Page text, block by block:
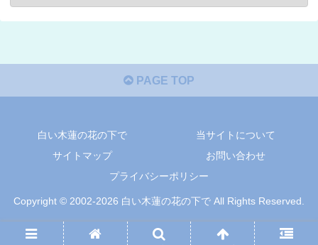
PAGE TOP
白い木蓮の花の下で
当サイトについて
サイトマップ
お問い合わせ
プライバシーポリシー
Copyright © 2002-2026 白い木蓮の花の下で All Rights Reserved.